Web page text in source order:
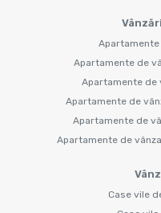
Apartamente de
Apartamente de
Apartamente de
Apartamente de
Apartamente de
Case vile